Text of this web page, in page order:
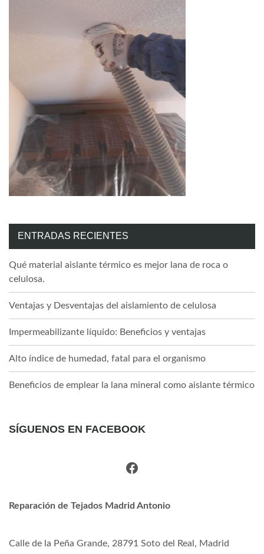
ENTRADAS RECIENTES
Qué material aislante térmico es mejor lana de roca o
celulosa.
Ventajas y Desventajas del aislamiento de celulosa
Impermeabilizante líquido: Beneficios y ventajas
Alto índice de humedad, fatal para el organismo
Beneficios de emplear la lana mineral como aislante térmico
SÍGUENOS EN FACEBOOK
Facebook
Reparación de Tejados Madrid Antonio
Calle de la Peña Grande, 28791 Soto del Real, Madrid